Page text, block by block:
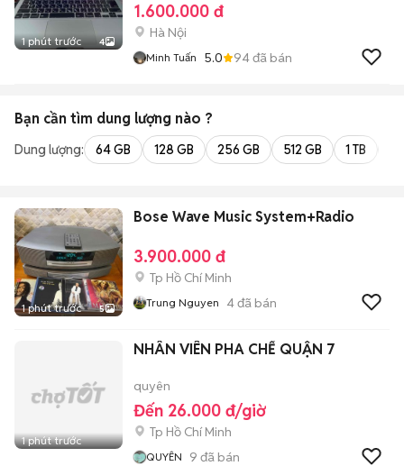
1 phút trước 4
1.600.000 đ
Hà Nội
Minh Tuấn 5.0 94đã bán
Bạn cần tìm dung lượng nào ?
Dung lượng: 64 GB 128 GB 256 GB 512 GB 1 TB
1 phút trước 5
Bose Wave Music System+Radio
3.900.000 đ
Tp Hồ Chí Minh
Trung Nguyen 4đã bán
1 phút trước
NHÂN VIÊN PHA CHẾ QUẬN 7
quyên
Đến 26.000 đ/giờ
Tp Hồ Chí Minh
QUYÊN 9 đã bán